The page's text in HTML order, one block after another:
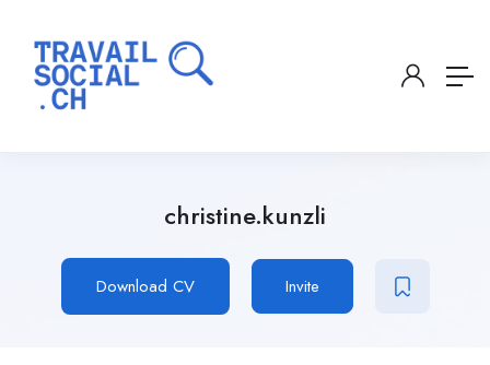
christine.kunzli
Download CV Invite